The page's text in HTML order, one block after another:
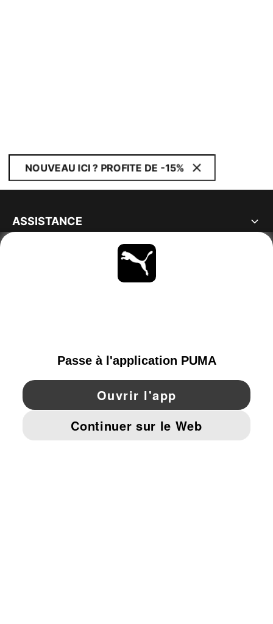
NOUVEAU ICI ? PROFITE DE -15%
ASSISTANCE
YouTube Twitter Pinterest
MENTIONS ET DONNÉES LÉGALES